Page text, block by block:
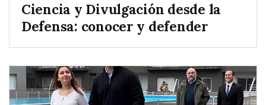
Ciencia y Divulgación desde la
Defensa: conocer y defender